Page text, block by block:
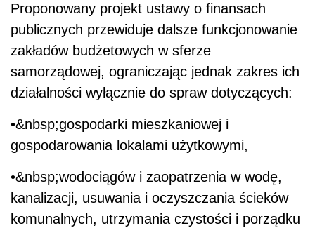
Proponowany projekt ustawy o finansach
publicznych przewiduje dalsze funkcjonowanie
zakładów budżetowych w sferze
samorządowej, ograniczając jednak zakres ich
działalności wyłącznie do spraw dotyczących:
•&nbsp;gospodarki mieszkaniowej i
gospodarowania lokalami użytkowymi,
•&nbsp;wodociągów i zaopatrzenia w wodę,
kanalizacji, usuwania i oczyszczania ścieków
komunalnych, utrzymania czystości i porządku